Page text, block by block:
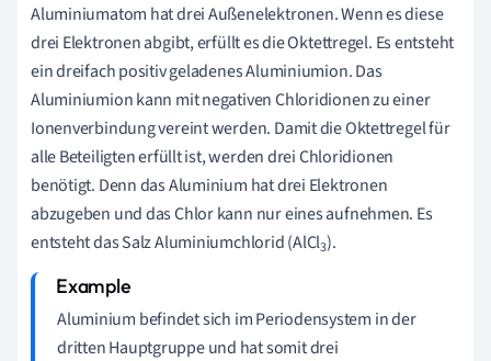
Aluminiumatom hat drei Außenelektronen. Wenn es diese
drei Elektronen abgibt, erfüllt es die Oktettregel. Es entsteht
ein dreifach positiv geladenes Aluminiumion. Das
Aluminiumion kann mit negativen Chloridionen zu einer
Ionenverbindung vereint werden. Damit die Oktettregel für
alle Beteiligten erfüllt ist, werden drei Chloridionen
benötigt. Denn das Aluminium hat drei Elektronen
abzugeben und das Chlor kann nur eines aufnehmen. Es
entsteht das Salz Aluminiumchlorid (AlCl3).
Aluminium befindet sich imPeriodensystem in der
dritten Hauptgruppe und hat somit drei